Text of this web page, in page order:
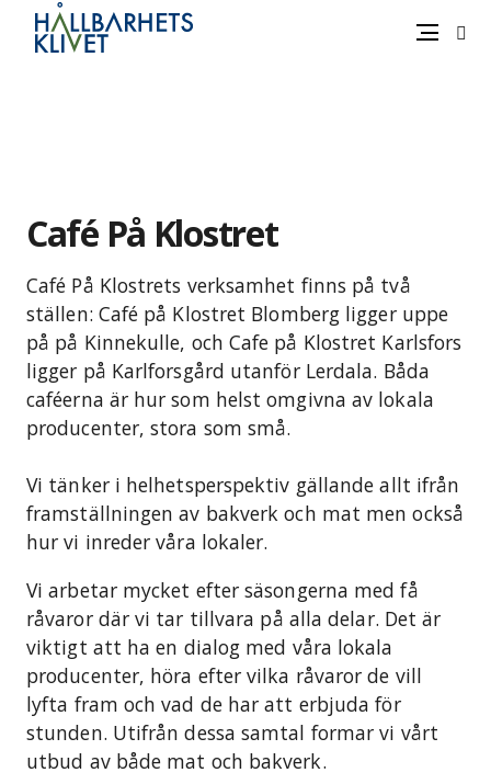
Sök
Café På Klostret
Café På Klostrets verksamhet finns på två
ställen: Café på Klostret Blomberg ligger uppe
på på Kinnekulle, och Cafe på Klostret Karlsfors
ligger på Karlforsgård utanför Lerdala. Båda
caféerna är hur som helst omgivna av lokala
producenter, stora som små.
Vi tänker i helhetsperspektiv gällande allt ifrån
framställningen av bakverk och mat men också
hur vi inreder våra lokaler.
Vi arbetar mycket efter säsongerna med få
råvaror där vi tar tillvara på alla delar. Det är
viktigt att ha en dialog med våra lokala
producenter, höra efter vilka råvaror de vill
lyfta fram och vad de har att erbjuda för
stunden. Utifrån dessa samtal formar vi vårt
utbud av både mat och bakverk.